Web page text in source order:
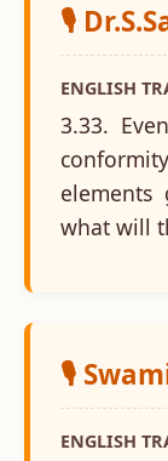
🎙️
ENGLISH
3.33.
what will
🎙️
ENGLISH